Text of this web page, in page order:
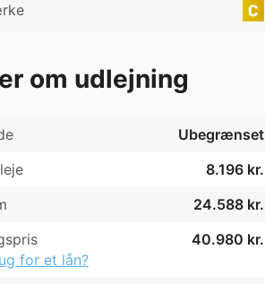
om udlejning
Ubegrænset
8.196 kr.
24.588 kr.
40.980 kr.
for et lån?